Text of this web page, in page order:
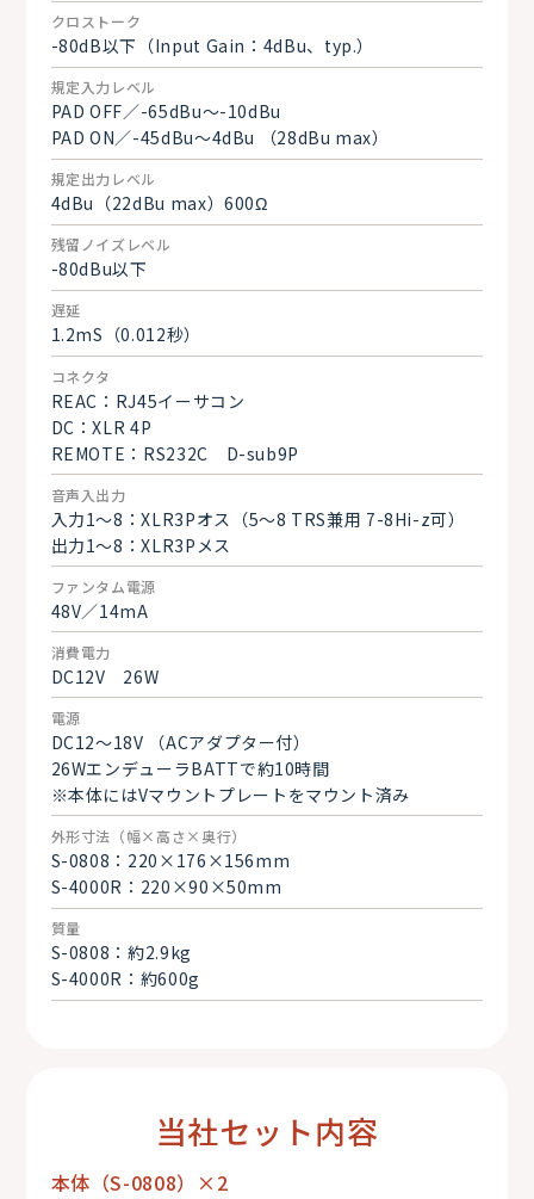
クロストーク
-80dB以下（Input Gain：4dBu、typ.）
規定入力レベル
PAD OFF／-65dBu～-10dBu
PAD ON／-45dBu～4dBu （28dBu max）
規定出力レベル
4dBu（22dBu max）600Ω
残留ノイズレベル
-80dBu以下
遅延
1.2mS（0.012秒）
コネクタ
REAC：RJ45イーサコン
DC：XLR 4P
REMOTE：RS232C D-sub9P
音声入出力
入力1～8：XLR3Pオス（5～8 TRS兼用 7-8Hi-z可）
出力1～8：XLR3Pメス
ファンタム電源
48V／14mA
消費電力
DC12V 26W
電源
DC12～18V （ACアダプター付）
26WエンデューラBATTで約10時間
※本体にはVマウントプレートをマウント済み
外形寸法（幅×高さ×奥行）
S-0808：220×176×156mm
S-4000R：220×90×50mm
質量
S-0808：約2.9kg
S-4000R：約600g
当社セット内容
本体（S-0808）×2